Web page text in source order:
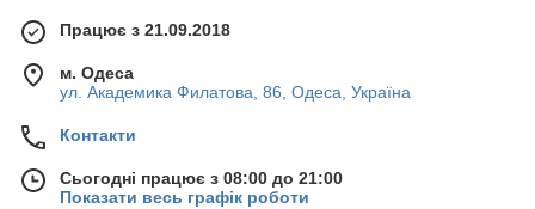
Працює з 21.09.2018
м. Одеса
ул. Академика Филатова, 86, Одеса, Україна
Контакти
Сьогодні працює з 08:00 до 21:00
Показати весь графік роботи